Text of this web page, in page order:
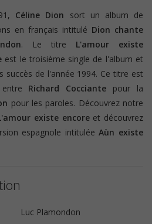
Céline Dion sort un album de
en français intitulé Dion chante
. Le titre L'amour existe
est le troisième single de l'album et
succès de l'année 1994. Ce titre est
Richard Cocciante pour la
pour les paroles. Découvrez notre
existe encoreet découvrez
espagnole intituléeAùn existe
Luc Plamondon